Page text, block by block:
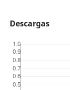
Descargas